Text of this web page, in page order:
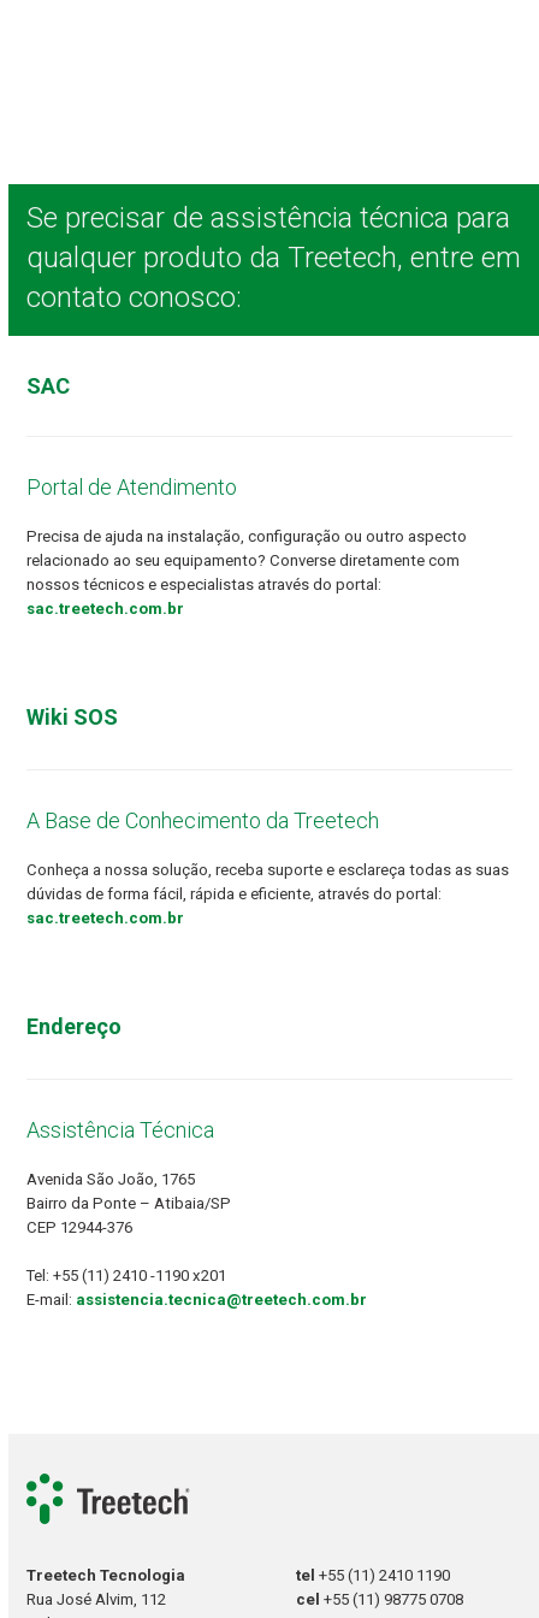
Se precisar de assistência técnica para
qualquer produto da Treetech, entre em
contato conosco:
SAC
Portal de Atendimento
Precisa de ajuda na instalação, configuração ou outro aspecto
relacionado ao seu equipamento? Converse diretamente com
nossos técnicos e especialistas através do portal:
sac.treetech.com.br
Wiki SOS
A Base de Conhecimento da Treetech
Conheça a nossa solução, receba suporte e esclareça todas as suas
dúvidas de forma fácil, rápida e eficiente, através do portal:
sac.treetech.com.br
Endereço
Assistência Técnica
Avenida São João, 1765
Bairro da Ponte – Atibaia/SP
CEP 12944-376
Tel: +55 (11) 2410 -1190 x201
E-mail: assistencia.tecnica@treetech.com.br
Treetech Tecnologia
Rua José Alvim, 112
tel+55 (11) 2410 1190
cel+55 (11) 98775 0708